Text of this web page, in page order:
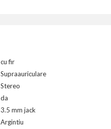
cu fir
Supraauriculare
Stereo
da
3.5 mm jack
Argintiu